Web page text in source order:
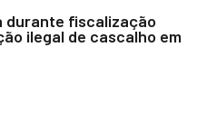
durante fiscalização
ilegal de cascalho em